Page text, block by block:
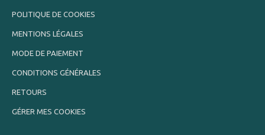
POLITIQUE DE COOKIES
MENTIONS LÉGALES
MODE DE PAIEMENT
CONDITIONS GÉNÉRALES
RETOURS
GÉRER MES COOKIES